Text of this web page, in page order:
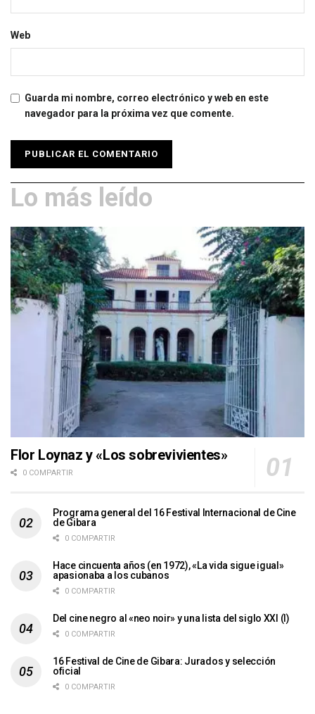
Web
Guarda mi nombre, correo electrónico y web en este
navegador para la próxima vez que comente.
Lo más leído
Flor Loynaz y «Los sobrevivientes»
0 COMPARTIR
Programa general del 16 Festival Internacional de Cine
de Gibara
0 COMPARTIR
Hace cincuenta años (en 1972), «La vida sigue igual»
apasionaba a los cubanos
0 COMPARTIR
Del cine negro al «neo noir» y una lista del siglo XXI (I)
0 COMPARTIR
16 Festival de Cine de Gibara: Jurados y selección
oficial
0 COMPARTIR